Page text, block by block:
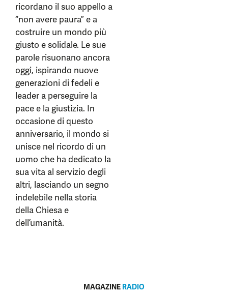
ricordano il suo appello a
“non avere paura” e a
costruire un mondo più
giusto e solidale. Le sue
parole risuonano ancora
oggi, ispirando nuove
generazioni di fedeli e
leader a perseguire la
pace e la giustizia. In
occasione di questo
anniversario, il mondo si
unisce nel ricordo di un
uomo che ha dedicato la
sua vita al servizio degli
altri, lasciando un segno
indelebile nella storia
della Chiesa e
dell’umanità.
MAGAZINE RADIO